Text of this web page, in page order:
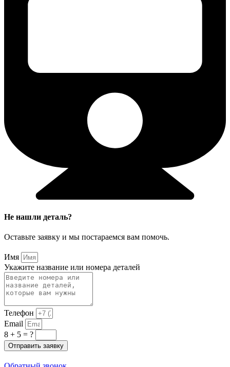
Не нашли деталь?
Оставьте заявку и мы постараемся вам помочь.
Имя
Укажите название или номера деталей
Телефон
Email
8 + 5 = ?
Отправить заявку